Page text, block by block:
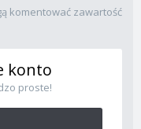
komentować zawartość
konto
proste!